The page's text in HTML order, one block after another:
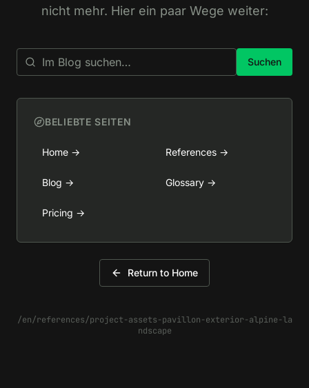
nicht mehr. Hier ein paar Wege weiter:
Suchen
BELIEBTE SEITEN
Home → References →
Blog → Glossary →
Pricing →
Return to Home
/en/references/project-assets-pavillon-exterior-alpine-la
ndscape